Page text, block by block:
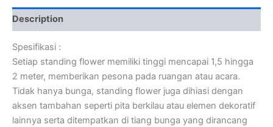
Description
Spesifikasi :
Setiap standing flower memiliki tinggi mencapai 1,5 hingga
2 meter, memberikan pesona pada ruangan atau acara.
Tidak hanya bunga, standing flower juga dihiasi dengan
aksen tambahan seperti pita berkilau atau elemen dekoratif
lainnya serta ditempatkan di tiang bunga yang dirancang